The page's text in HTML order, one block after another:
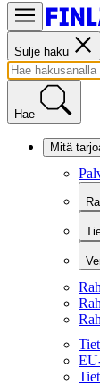
Sulje haku
Hae
Mitä